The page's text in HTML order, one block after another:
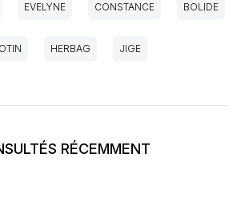
EVELYNE CONSTANCE BOLIDE
HERBAG JIGE
RÉCEMMENT